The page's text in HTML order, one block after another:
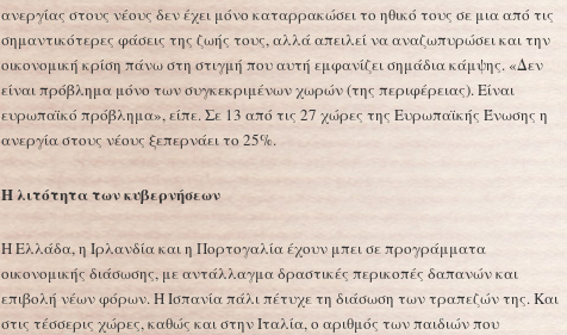
ανεργίας στους νέους δεν έχει μόνο καταρρακώσει το ηθικό τους σε μια από τις
σημαντικότερες φάσεις της ζωής τους, αλλά απειλεί να αναζωπυρώσει και την
οικονομική κρίση πάνω στη στιγμή που αυτή εμφανίζει σημάδια κάμψης. «Δεν
είναι πρόβλημα μόνο των συγκεκριμένων χωρών (της περιφέρειας). Είναι
ευρωπαϊκό πρόβλημα», είπε. Σε 13 από τις 27 χώρες της Ευρωπαϊκής Ένωσης η
ανεργία στους νέους ξεπερνάει το 25%.
Η λιτότητα των κυβερνήσεων
Η Ελλάδα, η Ιρλανδία και η Πορτογαλία έχουν μπει σε προγράμματα
οικονομικής διάσωσης, με αντάλλαγμα δραστικές περικοπές δαπανών και
επιβολή νέων φόρων. Η Ισπανία πάλι πέτυχε τη διάσωση των τραπεζών της. Και
στις τέσσερις χώρες, καθώς και στην Ιταλία, ο αριθμός των παιδιών που